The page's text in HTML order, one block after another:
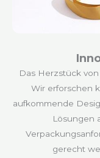
Das Herzstück
Wir erforschen
aufkommende
Lösungen
gerecht